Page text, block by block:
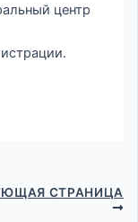
центр
СТРАНИЦА